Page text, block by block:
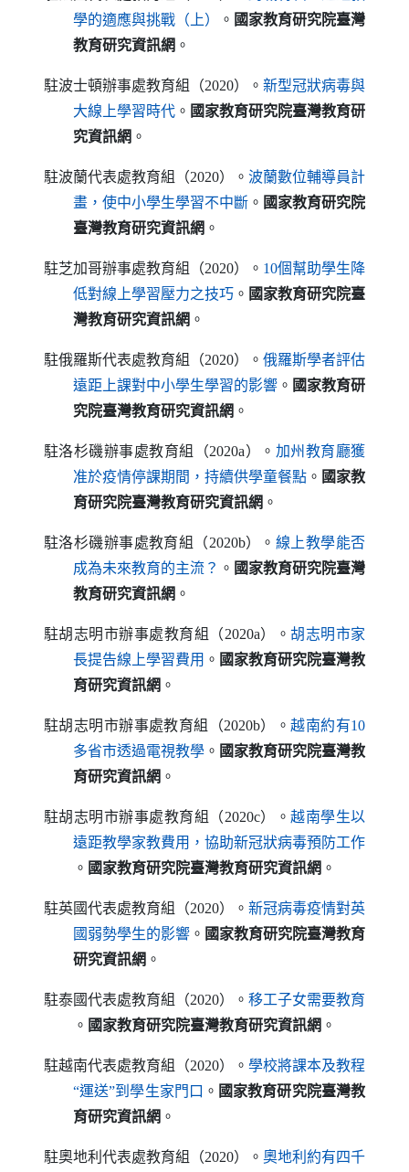
學的適應與挑戰（上）（另開新視窗）
。 國家教育研究院臺灣
教育研究資訊網 。
駐波士頓辦事處教育組（2020）。 新型冠狀病毒與
大線上學習時代（另開新視窗）
。 國家教育研究院臺灣教育研
究資訊網 。
駐波蘭代表處教育組（2020）。 波蘭數位輔導員計
畫，使中小學生學習不中斷（另開新視窗）
。 國家教育研究院
臺灣教育研究資訊網 。
駐芝加哥辦事處教育組（2020）。 10個幫助學生降
低對線上學習壓力之技巧（另開新視窗）
。 國家教育研究院臺
灣教育研究資訊網 。
駐俄羅斯代表處教育組（2020）。 俄羅斯學者評估
遠距上課對中小學生學習的影響（另開新視窗）
。 國家教育研
究院臺灣教育研究資訊網 。
駐洛杉磯辦事處教育組（2020a）。 加州教育廳獲
准於疫情停課期間，持續供學童餐點（另開新視窗）
。 國家教
育研究院臺灣教育研究資訊網 。
駐洛杉磯辦事處教育組（2020b）。 線上教學能否
成為未來教育的主流？（另開新視窗）
。 國家教育研究院臺灣
教育研究資訊網 。
駐胡志明市辦事處教育組（2020a）。胡志明市家
長提告線上學習費用（另開新視窗）
。 國家教育研究院臺灣教
育研究資訊網 。
駐胡志明市辦事處教育組（2020b）。越南約有10
多省市透過電視教學（另開新視窗）
。 國家教育研究院臺灣教
育研究資訊網 。
駐胡志明市辦事處教育組（2020c）。越南學生以
遠距教學家教費用，協助新冠狀病毒預防工作
（另開新視窗）
。 國家教育研究院臺灣教育研究資訊網 。
駐英國代表處教育組（2020）。 新冠病毒疫情對英
國弱勢學生的影響（另開新視窗）
。 國家教育研究院臺灣教育
研究資訊網 。
駐泰國代表處教育組（2020）。 移工子女需要教育
（另開新視窗）
。 國家教育研究院臺灣教育研究資訊網 。
駐越南代表處教育組（2020）。 學校將課本及教程
“運送”到學生家門口（另開新視窗）
。 國家教育研究院臺灣教
育研究資訊網 。
駐奧地利代表處教育組（2020）。 奧地利約有四千